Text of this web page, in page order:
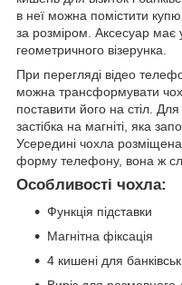
в неї можна помістити
за розміром. Аксесуар має
геометричного візерунка.
При перегляді відео
можна трансформувати
поставити його на стіл.
застібка на магніті, яка
Усередині чохла
форму телефону, вона ж
Особливості чохла:
Функція підставки
Магнітна фіксація
4 кишені для